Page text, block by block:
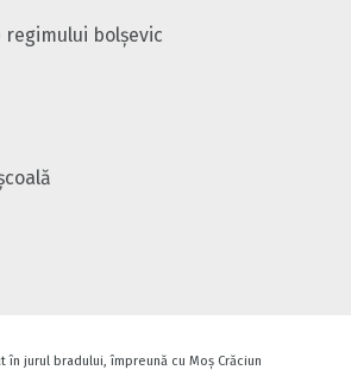
regimului bolșevic
în jurul bradului, împreună cu Moș Crăciun